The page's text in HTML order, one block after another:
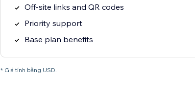
Off-site links and QR codes
Priority support
Base plan benefits
* Giá tính bằng USD.